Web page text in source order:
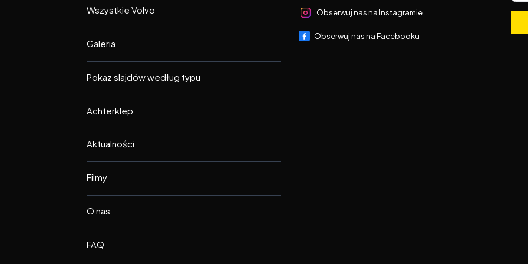
Wszystkie Volvo
Galeria
Pokaz slajdów według typu
Achterklep
Aktualności
Filmy
O nas
FAQ
Obserwuj nas na Instagramie
Obserwuj nas na Facebooku